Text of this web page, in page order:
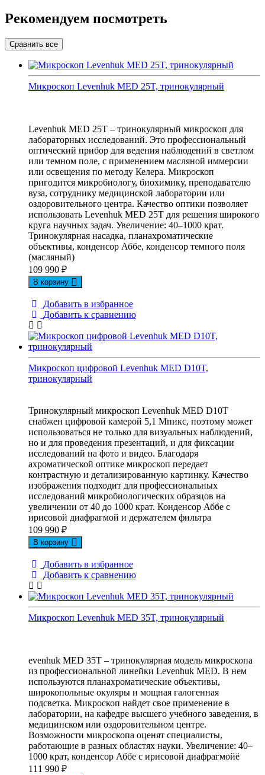
Рекомендуем посмотреть
Микроскоп Levenhuk MED 25T, тринокулярный
Levenhuk MED 25T – тринокулярный микроскоп для
лабораторных исследований. Это профессиональный
оптический прибор для ведения наблюдений в светлом
или темном поле, с применением масляной иммерсии
или освещения по методу Келера. Микроскоп
пригодится микробиологу, биохимику, преподавателю
вуза, сотруднику медицинской лаборатории или
оздоровительного центра. Качество оптики позволяет
использовать Levenhuk MED 25T для решения широкого
круга научных задач. Увеличение: 40–1000 крат.
Тринокулярная насадка, планахроматические
объективы, конденсор Аббе, конденсор темного поля
(масляный)
109 990 ₽
В корзину
Добавить в избранное
Добавить к сравнению
Микроскоп цифровой Levenhuk MED D10T,
тринокулярный
Тринокулярный микроскоп Levenhuk MED D10T
снабжен цифровой камерой 5,1 Мпикс, поэтому может
использоваться не только для визуальных наблюдений,
но и для проведения презентаций, и для фиксации
исследований на фото и видео. Благодаря
ахроматической оптике микроскоп передает
контрастную и детализированную картинку. Качество
изображения подходит для профессиональных
исследований микробиологических образцов на
увеличении от 40 до 1000 крат. Конденсор Аббе с
ирисовой диафрагмой и держателем фильтра
109 990 ₽
В корзину
Добавить в избранное
Добавить к сравнению
Микроскоп Levenhuk MED 35T, тринокулярный
evenhuk MED 35T – тринокулярная модель микроскопа
из профессиональной линейки Levenhuk MED. В нем
используются планахроматические объективы,
широкопольные окуляры и мощная галогенная
подсветка. Микроскоп найдет свое применение в
лаборатории, на кафедре высшего учебного заведения, в
медицинском или оздоровительном центре.
Возможности микроскопа оценят специалисты,
работающие в разных областях науки. Увеличение: 40–
1000 крат, конденсор Аббе с ирисовой диафрагмойё
111 990 ₽